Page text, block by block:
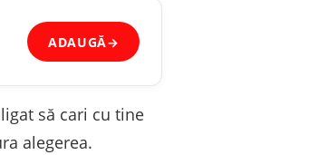
ADAUGĂ→
să cari cu tine
alegerea.